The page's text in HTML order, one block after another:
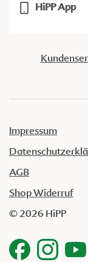
HiPP App
Impressum
AGB
Shop Widerruf
© 2026 HiPP